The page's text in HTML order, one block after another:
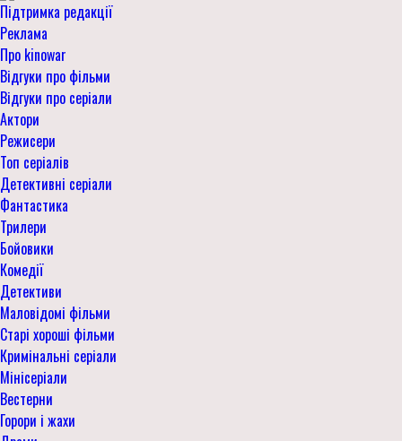
Підтримка редакції
Реклама
Про kinowar
Відгуки про фільми
Відгуки про серіали
Актори
Режисери
Топ серіалів
Детективні серіали
Фантастика
Трилери
Бойовики
Комедії
Детективи
Маловідомі фільми
Старі хороші фільми
Кримінальні серіали
Мінісеріали
Вестерни
Горори і жахи